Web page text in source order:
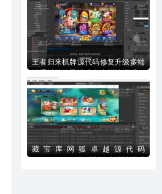
王者归来棋牌源代码修复升级多端
载
藏宝库网狐卓越源代码